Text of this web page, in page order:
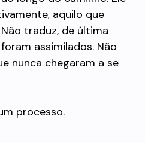
aquilo que
traduz, de última
assimilados. Não
nunca chegaram a se
processo.